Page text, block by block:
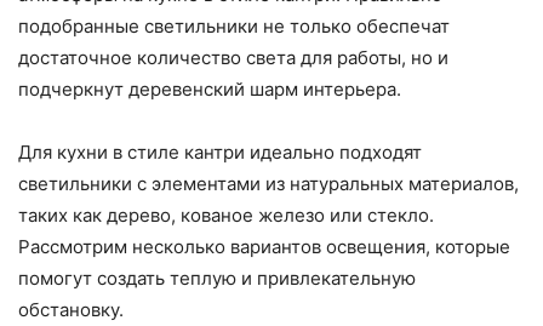
подобранные светильники не только обеспечат
достаточное количество света для работы, но и
подчеркнут деревенский шарм интерьера.
Для кухни в стиле кантри идеально подходят
светильники с элементами из натуральных материалов,
таких как дерево, кованое железо или стекло.
Рассмотрим несколько вариантов освещения, которые
помогут создать теплую и привлекательную
обстановку.